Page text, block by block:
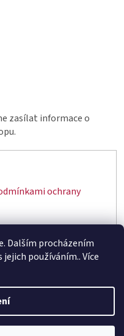
Dalším procházením
používáním.. Více
zasílat informace o
ochrany
. Všechna práva